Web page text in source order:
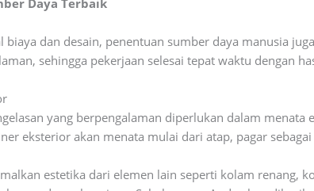
Daya Terbaik
biaya dan desain, penentuan sumber daya manusia
sehingga pekerjaan selesai tepat waktu dengan
yang berpengalaman diperlukan dalam
eksterior akan menata mulai dari atap, pagar
estetika dari elemen lain seperti kolam renang,